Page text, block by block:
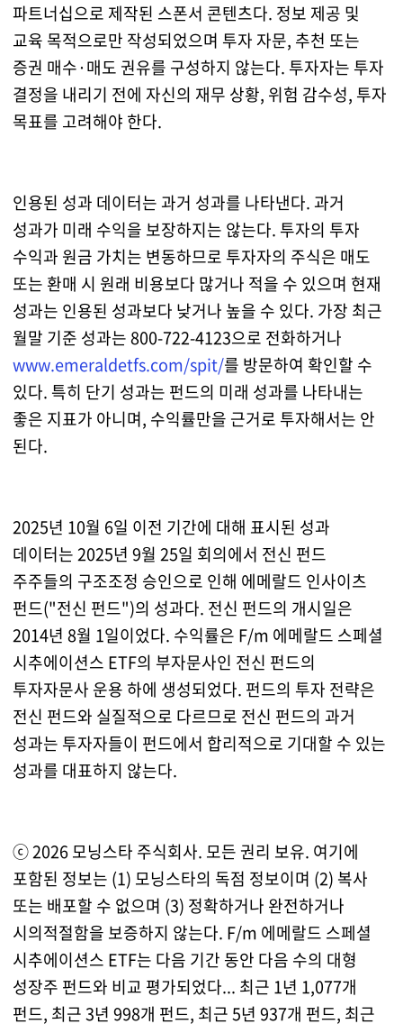
파트너십으로 제작된 스폰서 콘텐츠다. 정보 제공 및
교육 목적으로만 작성되었으며 투자 자문, 추천 또는
증권 매수·매도 권유를 구성하지 않는다. 투자자는 투자
결정을 내리기 전에 자신의 재무 상황, 위험 감수성, 투자
목표를 고려해야 한다.
인용된 성과 데이터는 과거 성과를 나타낸다. 과거
성과가 미래 수익을 보장하지는 않는다. 투자의 투자
수익과 원금 가치는 변동하므로 투자자의 주식은 매도
또는 환매 시 원래 비용보다 많거나 적을 수 있으며 현재
성과는 인용된 성과보다 낮거나 높을 수 있다. 가장 최근
월말 기준 성과는 800-722-4123으로 전화하거나
www.emeraldetfs.com/spit/를 방문하여 확인할 수
있다. 특히 단기 성과는 펀드의 미래 성과를 나타내는
좋은 지표가 아니며, 수익률만을 근거로 투자해서는 안
된다.
2025년 10월 6일 이전 기간에 대해 표시된 성과
데이터는 2025년 9월 25일 회의에서 전신 펀드
주주들의 구조조정 승인으로 인해 에메랄드 인사이츠
펀드("전신 펀드")의 성과다. 전신 펀드의 개시일은
2014년 8월 1일이었다. 수익률은 F/m 에메랄드 스페셜
시추에이션스 ETF의 부자문사인 전신 펀드의
투자자문사 운용 하에 생성되었다. 펀드의 투자 전략은
전신 펀드와 실질적으로 다르므로 전신 펀드의 과거
성과는 투자자들이 펀드에서 합리적으로 기대할 수 있는
성과를 대표하지 않는다.
ⓒ 2026 모닝스타 주식회사. 모든 권리 보유. 여기에
포함된 정보는 (1) 모닝스타의 독점 정보이며 (2) 복사
또는 배포할 수 없으며 (3) 정확하거나 완전하거나
시의적절함을 보증하지 않는다. F/m 에메랄드 스페셜
시추에이션스 ETF는 다음 기간 동안 다음 수의 대형
성장주 펀드와 비교 평가되었다... 최근 1년 1,077개
펀드, 최근 3년 998개 펀드, 최근 5년 937개 펀드, 최근